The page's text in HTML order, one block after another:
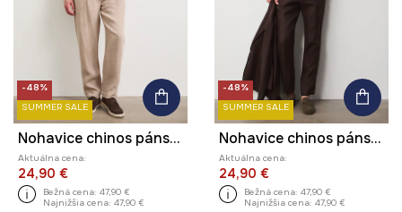
-48%
SUMMER SALE
Nohavice chinos pánske ľanové
Aktuálna cena:
24,90 €
Bežná cena: 47,90 €
Najnižšia cena: 47,90 €
-48%
SUMMER SALE
Nohavice chinos pánske ľanové regular waist hladké
Aktuálna cena:
24,90 €
Bežná cena: 47,90 €
Najnižšia cena: 47,90 €